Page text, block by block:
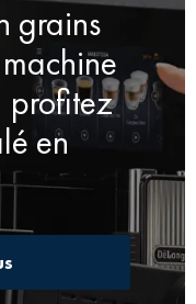
grains
profitez
en